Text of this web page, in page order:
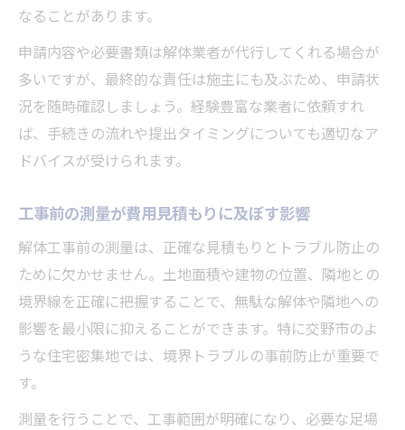
なることがあります。
申請内容や必要書類は解体業者が代行してくれる場合が
多いですが、最終的な責任は施主にも及ぶため、申請状
況を随時確認しましょう。経験豊富な業者に依頼すれ
ば、手続きの流れや提出タイミングについても適切なア
ドバイスが受けられます。
工事前の測量が費用見積もりに及ぼす影響
解体工事前の測量は、正確な見積もりとトラブル防止の
ために欠かせません。土地面積や建物の位置、隣地との
境界線を正確に把握することで、無駄な解体や隣地への
影響を最小限に抑えることができます。特に交野市のよ
うな住宅密集地では、境界トラブルの事前防止が重要で
す。
測量を行うことで、工事範囲が明確になり、必要な足場